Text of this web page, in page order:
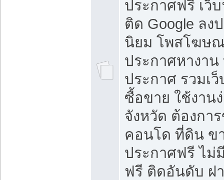
ประกาศฟรี เว็
ติด Google ลง
นิยม โพสโฆษ
ประกาศหางาน
ประกาศ รวมเ
ซื้อขาย ใช้งาน
จังหวัด ต้องกา
คอนโด ที่ดิน ข
ประกาศฟรี ไม่
ฟรี ติดอันดับ ฝ